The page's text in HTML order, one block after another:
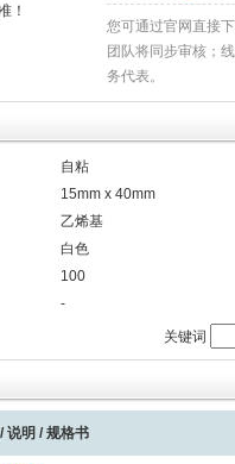
！
您可通过官网直接
团队将同步审核；
务代表。
自粘
15mm x 40mm
乙烯基
白色
100
-
关键词
说明 / 规格书